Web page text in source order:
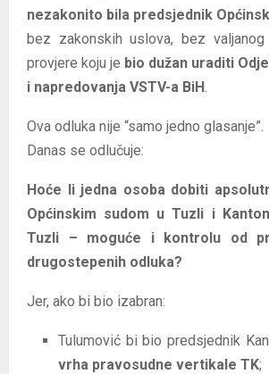
nezakonito bila predsjednik
bez zakonskih uslova, bez
provjere koju je bio dužan uraditi
i napredovanja VSTV-a BiH
Ova odluka nije “samo jedno glasanje”.
Danas se odlučuje:
Hoće li jedna osoba dobiti
Općinskim sudom u Tuzli i
Tuzli – moguće i kontrolu od
drugostepenih odluka?
Jer, ako bi bio izabran:
Tulumović bi bio predsjednik
vrha pravosudne vertikale TK;